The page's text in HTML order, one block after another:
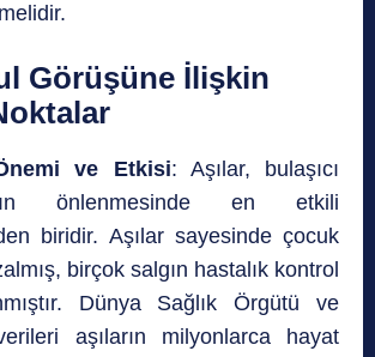
Görüşüne İlişkin
ve Etkisi: Aşılar, bulaşıcı
önlenmesinde en etkili
biridir. Aşılar sayesinde çocuk
birçok salgın hastalık kontrol
Dünya Sağlık Örgütü ve
aşıların milyonlarca hayat